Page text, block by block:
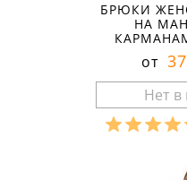
БРЮКИ
НА
от